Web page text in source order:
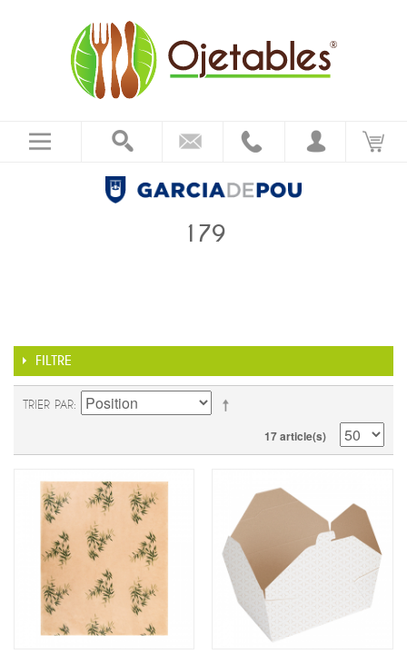
179
FILTRE
TRIER PAR
17 article(s)